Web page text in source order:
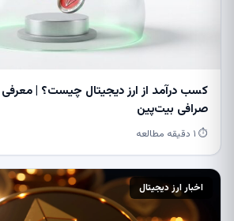
کسب درآمد از ارز دیجیتال چیست؟ |
صرافی بیت‌پین
⏱ ۱ دقیقه مطالعه
اخبار ارز دیجیتال